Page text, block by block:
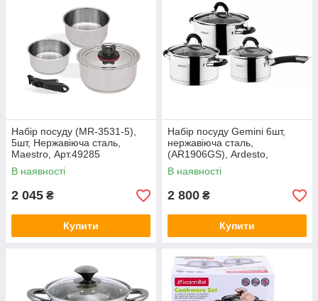
Набір посуду (MR-3531-5),
5шт, Нержавіюча сталь,
Maestro, Арт.49285
В наявності
2 045 ₴
Купити
Набір посуду Gemini 6шт,
нержавіюча сталь,
(AR1906GS), Ardesto,
Арт.49779
В наявності
2 800 ₴
Купити